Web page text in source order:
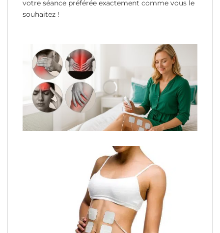
votre séance préférée exactement comme vous le
souhaitez !